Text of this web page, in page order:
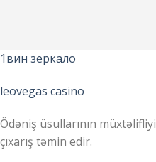
1вин зеркало
leovegas casino
Ödəniş üsullarının müxtəlifliyi
çıxarış təmin edir.